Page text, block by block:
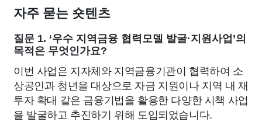
자주 묻는 숏텐츠
질문 1. ‘우수 지역금융 협력모델 발굴·지원사업’의
목적은 무엇인가요?
이번 사업은 지자체와 지역금융기관이 협력하여 소
상공인과 청년을 대상으로 자금 지원이나 지역 내 재
투자 확대 같은 금융기법을 활용한 다양한 시책 사업
을 발굴하고 추진하기 위해 도입되었습니다.